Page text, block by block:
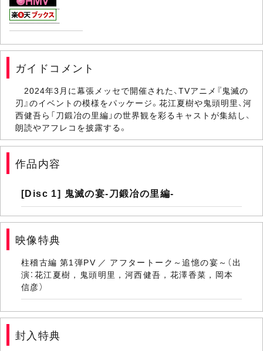
ガイドコメント
2024年3月に幕張メッセで開催された、TVアニメ『鬼滅の
刃』のイベントの模様をパッケージ。花江夏樹や鬼頭明里、河
西健吾ら「刀鍛冶の里編」の世界観を彩るキャストが集結し、
朗読やアフレコを披露する。
作品内容
[Disc 1] 鬼滅の宴-刀鍛冶の里編-
映像特典
柱稽古編 第1弾PV ／ アフタートーク～追憶の宴～（出
演：花江夏樹，鬼頭明里，河西健吾，花澤香菜，岡本
信彦）
封入特典